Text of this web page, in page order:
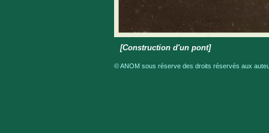
[Construction d'un pont]
© ANOM sous réserve des droits réservés aux